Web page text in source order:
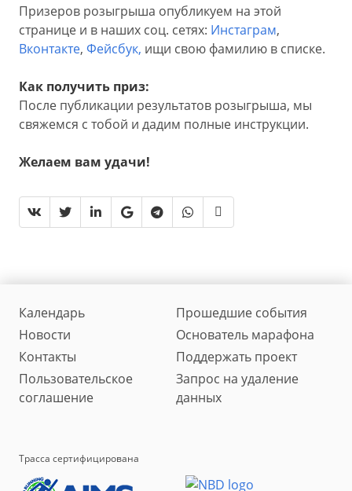
Призеров розыгрыша опубликуем на этой
странице и в наших соц. сетях: Инстаграм,
Вконтакте, Фейсбук, ищи свою фамилию в списке.
Как получить приз:
После публикации результатов розыгрыша, мы
свяжемся с тобой и дадим полные инструкции.
Желаем вам удачи!
Календарь
Прошедшие события
Новости
Основатель марафона
Контакты
Поддержать проект
Пользовательское
соглашение
Запрос на удаление
данных
Трасса сертифицирована